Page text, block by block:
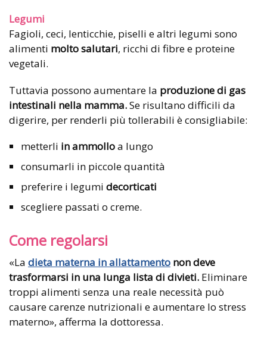
Legumi
Fagioli, ceci, lenticchie, piselli e altri legumi sono
alimenti molto salutari, ricchi di fibre e proteine
vegetali.
Tuttavia possono aumentare la produzione di gas
intestinali nella mamma.Se risultano difficili da
digerire, per renderli più tollerabili è consigliabile:
metterli in ammolloa lungo
consumarli in piccole quantità
preferire i legumi decorticati
scegliere passati o creme.
Come regolarsi
«La dieta materna in allattamento non deve
trasformarsi in una lunga lista di divieti. Eliminare
troppi alimenti senza una reale necessità può
causare carenze nutrizionali e aumentare lo stress
materno», afferma la dottoressa.